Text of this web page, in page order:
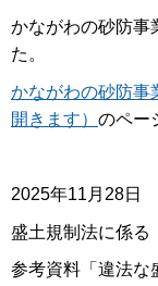
かながわの砂防事
た。
かながわの砂防事
開きます） のペー
2025年11月28日
盛土規制法に係る
参考資料「違法な